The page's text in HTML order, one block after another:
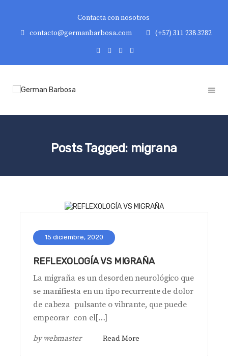
Contacta con nosotros
contacto@germanbarbosa.com
(+57) 311 238 3282
Posts Tagged: migrana
15 diciembre, 2020
REFLEXOLOGÍA VS MIGRAÑA
La migraña es un desorden neurológico que
se manifiesta en un tipo recurrente de dolor
de cabeza pulsante o vibrante, que puede
empeorar con el[…]
bywebmaster Read More